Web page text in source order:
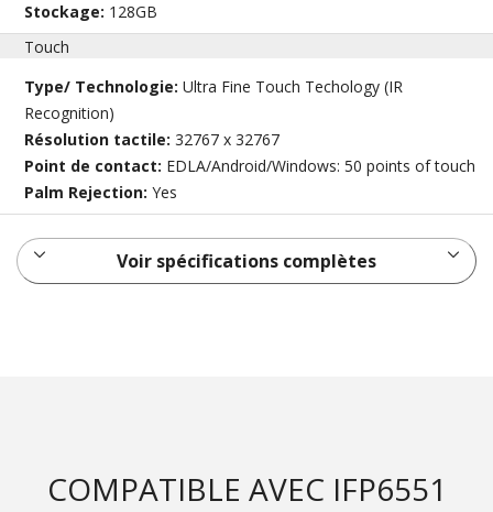
Stockage: 128GB
Touch
Type/ Technologie:Ultra Fine Touch Techology (IR
Recognition)
Résolution tactile:32767 x 32767
Point de contact: EDLA/Android/Windows: 50 points of touch
Palm Rejection:Yes
Voir spécifications complètes
COMPATIBLE AVEC IFP6551